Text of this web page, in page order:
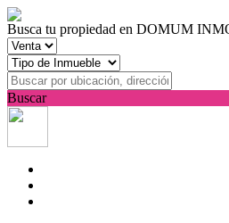
Busca tu propiedad en DOMUM
Buscar